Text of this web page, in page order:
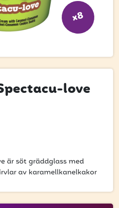
och vara den första
kampanjer?
för att ta del av våra
x8
love
är söt gräddglass med
av karamellkanelkakor